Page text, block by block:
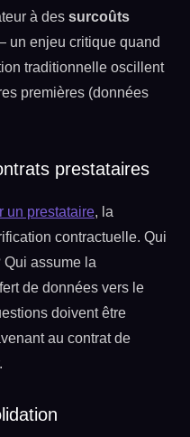
à des surcoûts
un enjeu critique quand
traditionnelle oscillent
premières (données
prestataires
un prestataire, la
contractuelle. Qui
Qui assume la
de données vers le
doivent être
au contrat de